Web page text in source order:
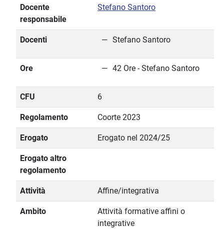
Docente
responsabile
Stefano Santoro
Docenti Stefano Santoro
Ore 42 Ore - Stefano Santoro
CFU 6
Regolamento Coorte 2023
Erogato Erogato nel 2024/25
Erogato altro
regolamento
Attività Affine/integrativa
Ambito
Attività formative affini o
integrative